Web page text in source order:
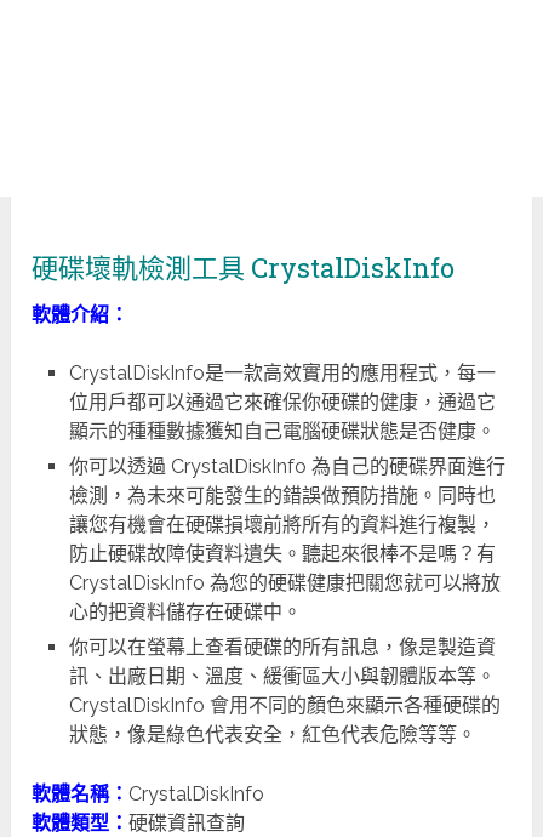
硬碟壞軌檢測工具 CrystalDiskInfo
軟體介紹：
CrystalDiskInfo是一款高效實用的應用程式，每一
位用戶都可以通過它來確保你硬碟的健康，通過它
顯示的種種數據獲知自己電腦硬碟狀態是否健康。
你可以透過 CrystalDiskInfo 為自己的硬碟界面進行
檢測，為未來可能發生的錯誤做預防措施。同時也
讓您有機會在硬碟損壞前將所有的資料進行複製，
防止硬碟故障使資料遺失。聽起來很棒不是嗎？有
CrystalDiskInfo 為您的硬碟健康把關您就可以將放
心的把資料儲存在硬碟中。
你可以在螢幕上查看硬碟的所有訊息，像是製造資
訊、出廠日期、溫度、緩衝區大小與韌體版本等。
CrystalDiskInfo 會用不同的顏色來顯示各種硬碟的
狀態，像是綠色代表安全，紅色代表危險等等。
軟體名稱： CrystalDiskInfo
軟體類型：硬碟資訊查詢